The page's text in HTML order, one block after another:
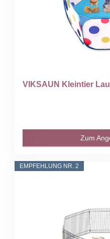
VIKSAUN Kleintier
Zum
EMPFEHLUNG NR. 2